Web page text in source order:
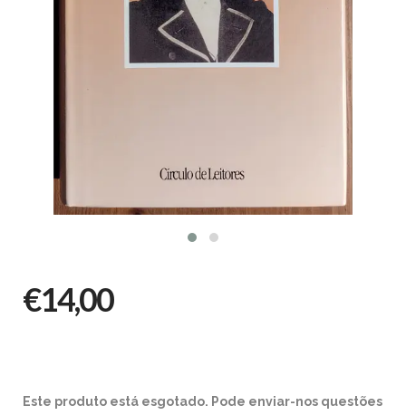
€14,00
Este produto está esgotado. Pode enviar-nos questões